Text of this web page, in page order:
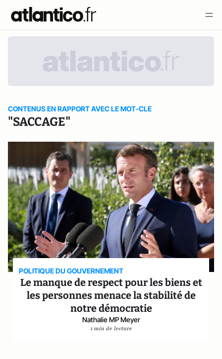
CONTENUS EN RAPPORT AVEC LE MOT-CLE
"SACCAGE"
POLITIQUE DU GOUVERNEMENT
Le manque de respect pour les biens et
les personnes menace la stabilité de
notre démocratie
Nathalie MP Meyer
1 min de lecture